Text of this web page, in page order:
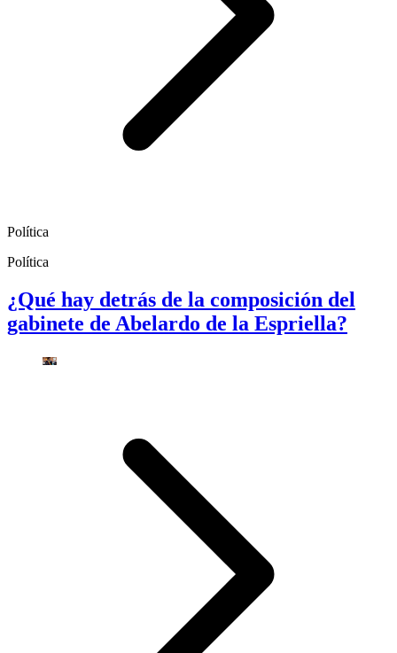
Política
Política
¿Qué hay detrás de la composición del
gabinete de Abelardo de la Espriella?